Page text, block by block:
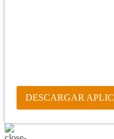
DESCARGAR